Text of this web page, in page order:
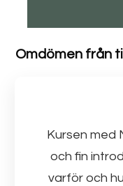
Omdömen från
Kursen med
och fin
varför och